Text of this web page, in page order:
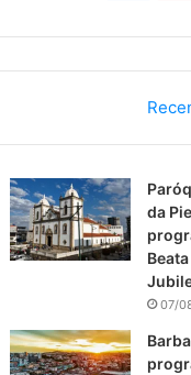
c
e
b
o
o
k
da
07/